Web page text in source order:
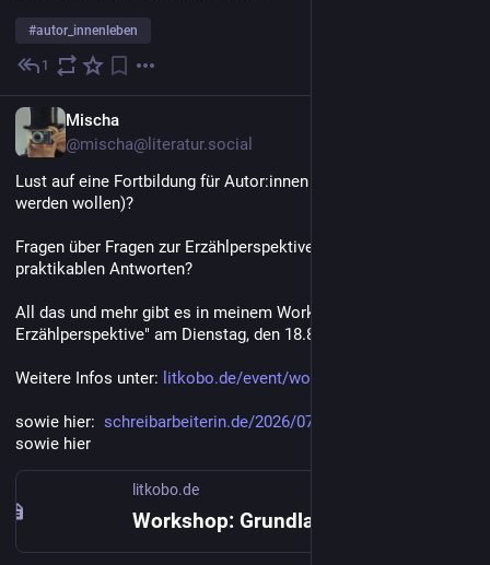
#autor_innenleben
1
Mischa
@mischa@literatur.social
Lust auf eine Fortbildung für Autor:innen (und solche, die es
werden wollen)?
Fragen über Fragen zur Erzählperspektive, aber keine
praktikablen Antworten?
All das und mehr gibt es in meinem Workshop "Grundlagen der
Erzählperspektive" am Dienstag, den 18.8.26 in Bochum.
Weitere Infos unter: litkobo.de/event/workshop-grun
sowie hier: schreibarbeiterin.de/2026/07/2
sowie hier
litkobo.de